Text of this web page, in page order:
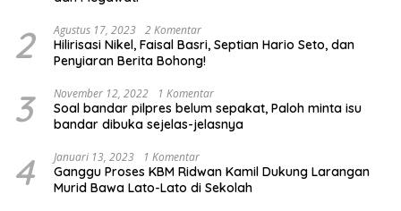
2 Agustus 17, 2023 2 Komentar
Hilirisasi Nikel, Faisal Basri, Septian Hario Seto, dan
Penyiaran Berita Bohong!
3 November 12, 2022 1 Komentar
Soal bandar pilpres belum sepakat, Paloh minta isu
bandar dibuka sejelas-jelasnya
4 Januari 13, 2023 1 Komentar
Ganggu Proses KBM Ridwan Kamil Dukung Larangan
Murid Bawa Lato-Lato di Sekolah